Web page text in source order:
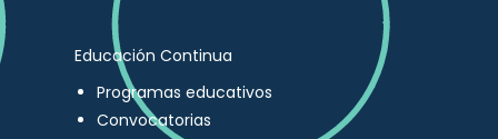
Educación Continua
Programas educativos
Convocatorias